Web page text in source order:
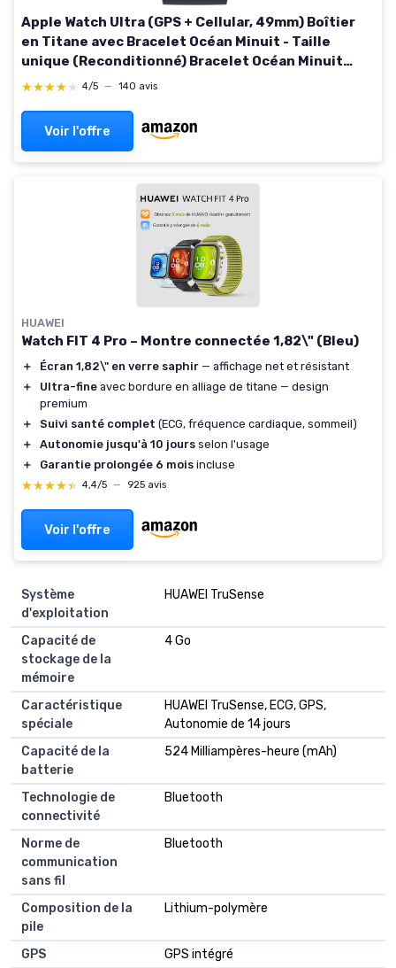
Apple Watch Ultra (GPS + Cellular, 49mm) Boîtier
en Titane avec Bracelet Océan Minuit - Taille
unique (Reconditionné) Bracelet Océan Minuit
Convient aux de poignet de 130 à 200mm
★★★★★
★★★★★ 4/5 — 140 avis
Voir l'offre
HUAWEI
Watch FIT 4 Pro – Montre connectée 1,82\" (Bleu)
＋ Écran 1,82\" en verre saphir — affichage net et résistant
＋
Ultra-fine avec bordure en alliage de titane — design
premium
＋
Suivi santé complet (ECG, fréquence cardiaque, sommeil)
＋
Autonomie jusqu'à 10 jours selon l'usage
＋
Garantie prolongée 6 mois incluse
★★★★★
★★★★★ 4,4/5 — 925 avis
Voir l'offre
Système
d'exploitation
HUAWEI TruSense
Capacité de
stockage de la
mémoire
4 Go
Caractéristique
spéciale
HUAWEI TruSense, ECG, GPS,
Autonomie de 14 jours
Capacité de la
batterie
524 Milliampères-heure (mAh)
Technologie de
connectivité
Bluetooth
Norme de
communication
sans fil
Bluetooth
Composition de la
pile
Lithium-polymère
GPS GPS intégré